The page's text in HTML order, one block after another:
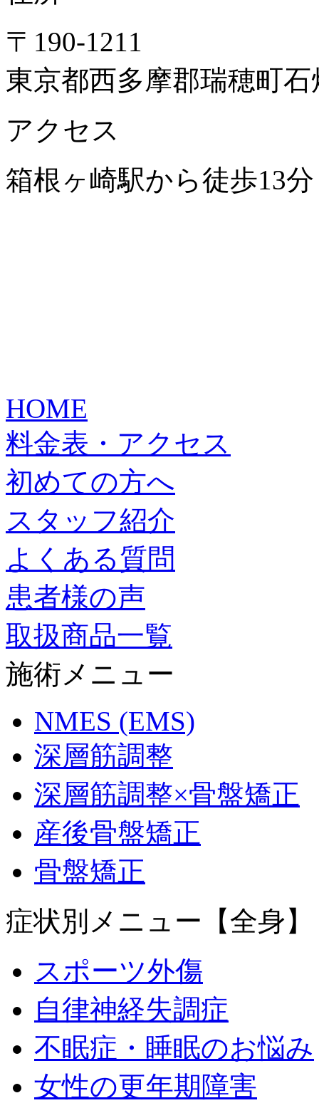
〒190-1211
東京都西多摩郡瑞穂町石
アクセス
箱根ヶ崎駅から徒歩13分
HOME
料金表・アクセス
初めての方へ
スタッフ紹介
よくある質問
患者様の声
取扱商品一覧
施術メニュー
NMES (EMS)
深層筋調整
深層筋調整×骨盤矯正
産後骨盤矯正
骨盤矯正
症状別メニュー【全身】
スポーツ外傷
自律神経失調症
不眠症・睡眠のお悩み
女性の更年期障害